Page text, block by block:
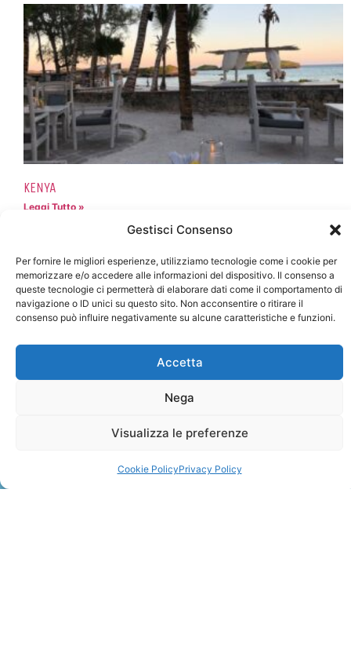
Gestisci Consenso
Per fornire le migliori esperienze, utilizziamo tecnologie come i cookie per
memorizzare e/o accedere alle informazioni del dispositivo. Il consenso a
queste tecnologie ci permetterà di elaborare dati come il comportamento di
navigazione o ID unici su questo sito. Non acconsentire o ritirare il
consenso può influire negativamente su alcune caratteristiche e funzioni.
Accetta
Nega
Visualizza le preferenze
Cookie PolicyPrivacy Policy
KENYA
Leggi Tutto »